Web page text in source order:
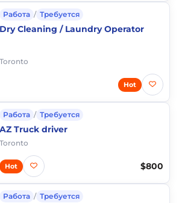
Работа / Требуется
Dry Cleaning / Laundry Operator
Toronto
Hot
Работа / Требуется
AZ Truck driver
Toronto
$800
Hot
Работа / Требуется